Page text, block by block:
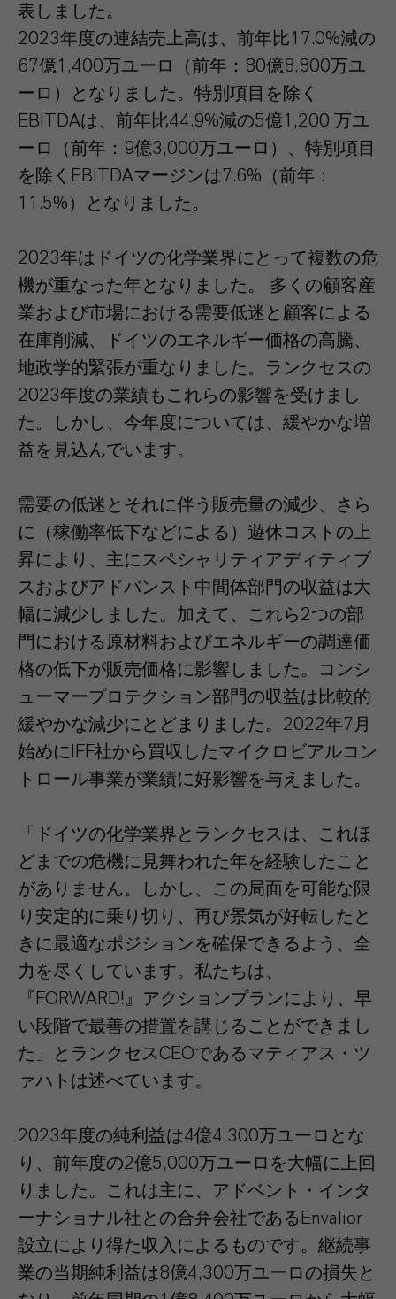
表しました。
2023年度の連結売上高は、前年比17.0%減の
67億1,400万ユーロ（前年：80億8,800万ユ
ーロ）となりました。特別項目を除く
EBITDAは、前年比44.9%減の5億1,200 万ユ
ーロ（前年：9億3,000万ユーロ）、特別項目
を除くEBITDAマージンは7.6%（前年：
11.5%）となりました。
2023年はドイツの化学業界にとって複数の危
機が重なった年となりました。 多くの顧客産
業および市場における需要低迷と顧客による
在庫削減、ドイツのエネルギー価格の高騰、
地政学的緊張が重なりました。ランクセスの
2023年度の業績もこれらの影響を受けまし
た。しかし、今年度については、緩やかな増
益を見込んでいます。
需要の低迷とそれに伴う販売量の減少、さら
に（稼働率低下などによる）遊休コストの上
昇により、主にスペシャリティアディティブ
スおよびアドバンスト中間体部門の収益は大
幅に減少しました。加えて、これら2つの部
門における原材料およびエネルギーの調達価
格の低下が販売価格に影響しました。コンシ
ューマープロテクション部門の収益は比較的
緩やかな減少にとどまりました。2022年7月
始めにIFF社から買収したマイクロビアルコン
トロール事業が業績に好影響を与えました。
「ドイツの化学業界とランクセスは、これほ
どまでの危機に見舞われた年を経験したこと
がありません。しかし、この局面を可能な限
り安定的に乗り切り、再び景気が好転したと
きに最適なポジションを確保できるよう、全
力を尽くしています。私たちは、
『FORWARD!』アクションプランにより、早
い段階で最善の措置を講じることができまし
た」とランクセスCEOであるマティアス・ツ
ァハトは述べています。
2023年度の純利益は4億4,300万ユーロとな
り、前年度の2億5,000万ユーロを大幅に上回
りました。これは主に、アドベント・インタ
ーナショナル社との合弁会社であるEnvalior
設立により得た収入によるものです。継続事
業の当期純利益は8億4,300万ユーロの損失と